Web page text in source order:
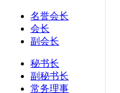
名誉会长
会长
副会长
秘书长
副秘书长
常务理事